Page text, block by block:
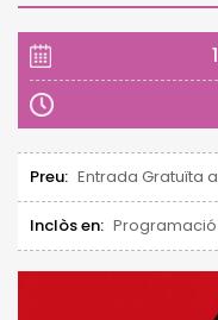
Preu: Entrada Gratuïta
Inclòs en: Programació